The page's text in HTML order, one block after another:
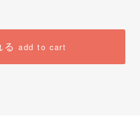
るadd to cart